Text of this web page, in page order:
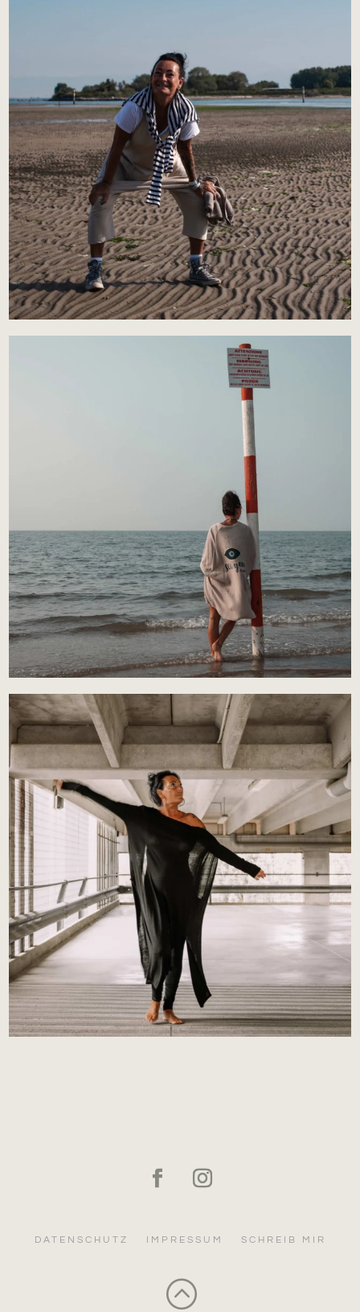
DATENSCHUTZ IMPRESSUM SCHREIB MIR
: